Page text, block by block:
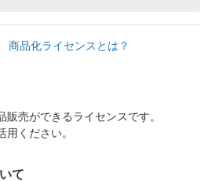
商品化ライセンスとは？
販売ができるライセンスです。
ください。
て